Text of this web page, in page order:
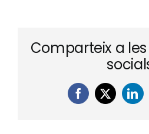
Comparteix a
Facebook
X